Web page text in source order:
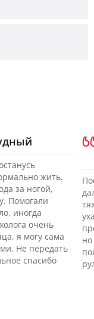
жить.
за ногой,
Помогали
иногда
очень
я могу сама
Не передать
спасибо